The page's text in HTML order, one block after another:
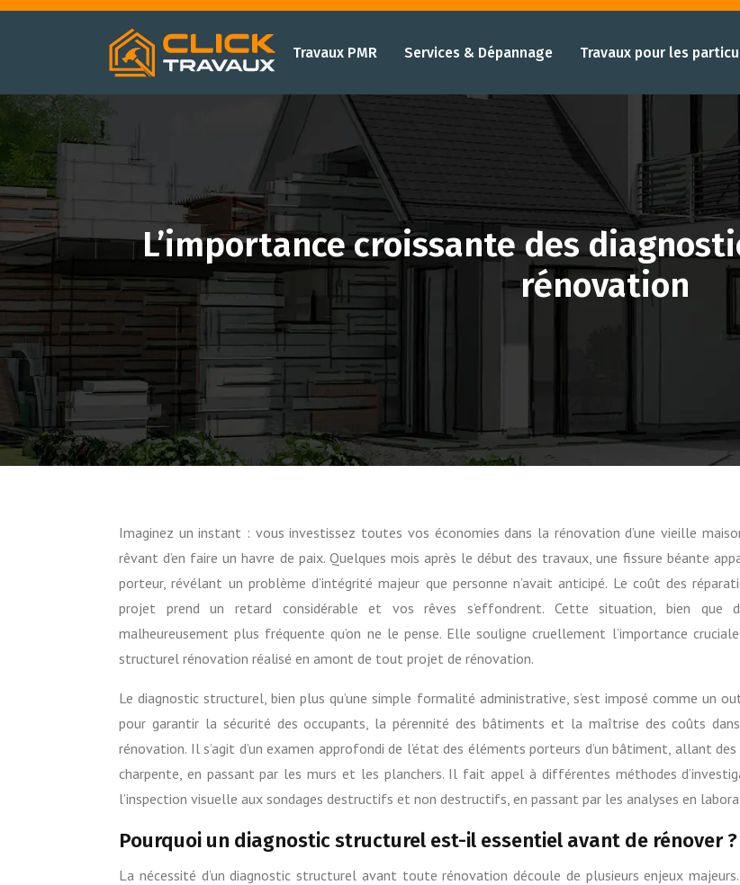
Travaux PMR Services & Dépannage Travaux pour les
L’importance croissante des
rénovation
Imaginez un instant : vous investissez toutes vos économies dans la rénovation d’une vieille maison de campagne,
rêvant d’en faire un havre de paix. Quelques mois après le début des travaux, une fissure béante
porteur, révélant un problème d’intégrité majeur que personne n’avait anticipé. Le coût des
projet prend un retard considérable et vos rêves s’effondrent. Cette situation, bien que
malheureusement plus fréquente qu’on ne le pense. Elle souligne cruellement l’importance cruciale
structurel rénovation réalisé en amont de tout projet de rénovation.
Le diagnostic structurel, bien plus qu’une simple formalité administrative, s’est imposé comme un
pour garantir la sécurité des occupants, la pérennité des bâtiments et la maîtrise des coûts
rénovation. Il s’agit d’un examen approfondi de l’état des éléments porteurs d’un bâtiment, allant
charpente, en passant par les murs et les planchers. Il fait appel à différentes méthodes
l’inspection visuelle aux sondages destructifs et non destructifs, en passant par les analyses en
Pourquoi un diagnostic structurel est-il essentiel avant de rénover ?
La nécessité d’un diagnostic structurel avant toute rénovation découle de plusieurs enjeux